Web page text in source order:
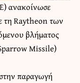
ανακοίνωσε
τη Raytheon των
βλήματος
Missile)
παραγωγή